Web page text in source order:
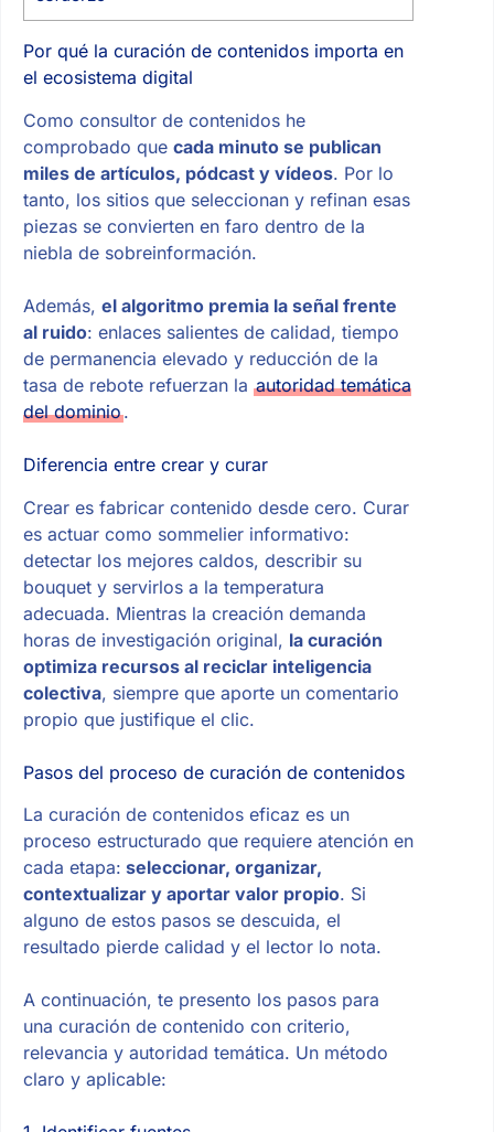
Por qué la curación de contenidos importa en
el ecosistema digital
Como consultor de contenidos he
comprobado que cada minuto se publican
miles de artículos, pódcast y vídeos. Por lo
tanto, los sitios que seleccionan y refinan esas
piezas se convierten en faro dentro de la
niebla de sobreinformación.
Además, el algoritmo premia la señal frente
al ruido: enlaces salientes de calidad, tiempo
de permanencia elevado y reducción de la
tasa de rebote refuerzan la autoridad temática
del dominio.
Diferencia entre crear y curar
Crear es fabricar contenido desde cero. Curar
es actuar como sommelier informativo:
detectar los mejores caldos, describir su
bouquet y servirlos a la temperatura
adecuada. Mientras la creación demanda
horas de investigación original, la curación
optimiza recursos al reciclar inteligencia
colectiva, siempre que aporte un comentario
propio que justifique el clic.
Pasos del proceso de curación de contenidos
La curación de contenidos eficaz es un
proceso estructurado que requiere atención en
cada etapa: seleccionar, organizar,
contextualizar y aportar valor propio. Si
alguno de estos pasos se descuida, el
resultado pierde calidad y el lector lo nota.
A continuación, te presento los pasos para
una curación de contenido con criterio,
relevancia y autoridad temática. Un método
claro y aplicable: